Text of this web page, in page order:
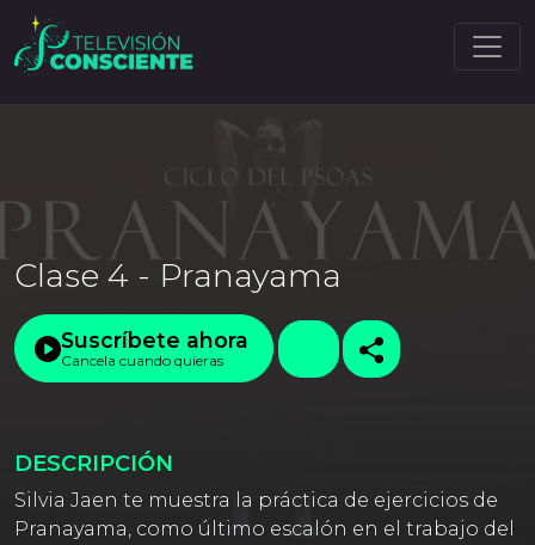
Clase 4 - Pranayama
Suscríbete ahora
Cancela cuando quieras
DESCRIPCIÓN
Silvia Jaen te muestra la práctica de ejercicios de
Pranayama, como último escalón en el trabajo del